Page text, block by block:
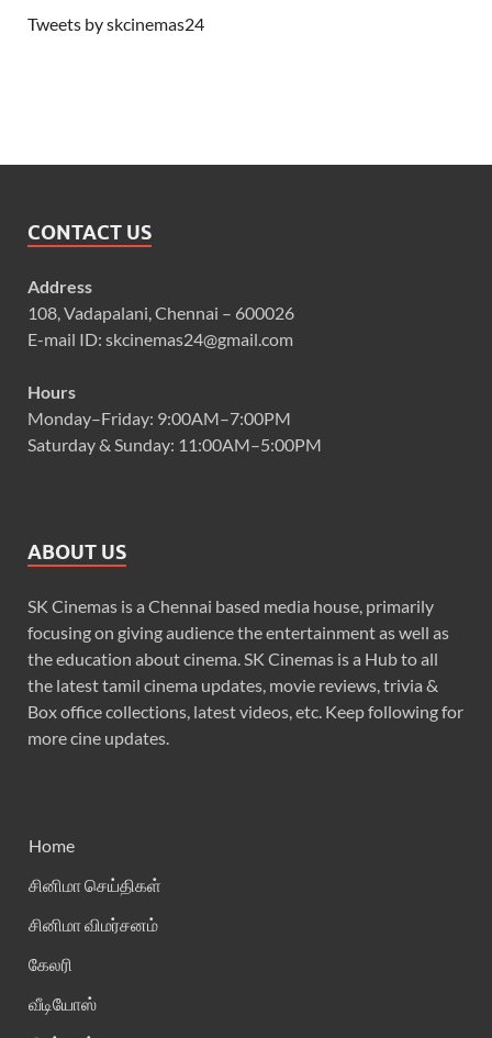
Tweets by skcinemas24
CONTACT US
Address
108, Vadapalani, Chennai – 600026
E-mail ID: skcinemas24@gmail.com
Hours
Monday–Friday: 9:00AM–7:00PM
Saturday & Sunday: 11:00AM–5:00PM
ABOUT US
SK Cinemas is a Chennai based media house, primarily
focusing on giving audience the entertainment as well as
the education about cinema. SK Cinemas is a Hub to all
the latest tamil cinema updates, movie reviews, trivia &
Box office collections, latest videos, etc. Keep following for
more cine updates.
Home
சினிமா செய்திகள்
சினிமா விமர்சனம்
கேலரி
வீடியோஸ்